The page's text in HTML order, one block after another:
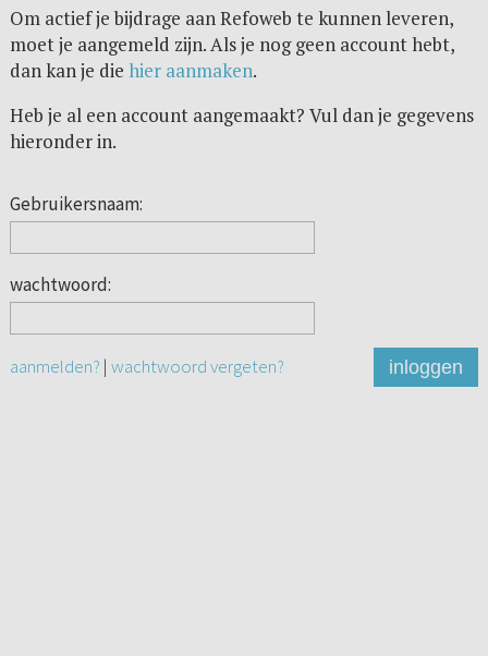
Om actief je bijdrage aan Refoweb te kunnen leveren,
moet je aangemeld zijn. Als je nog geen account hebt,
dan kan je die hier aanmaken.
Heb je al een account aangemaakt? Vul dan je gegevens
hieronder in.
Gebruikersnaam:
wachtwoord:
aanmelden? | wachtwoord vergeten? inloggen